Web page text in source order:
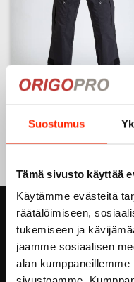
Suostumus
Tämä sivusto käyttää
Käytämme evästeitä
räätälöimiseen,
tukemiseen ja
jaamme sosiaalisen
alan
stretch -housut
on
useampi
Voit
valinnat
tuotteen
ORIGOPRO OY
Höyläämötie 18 A
FI-00380 HELSINKI